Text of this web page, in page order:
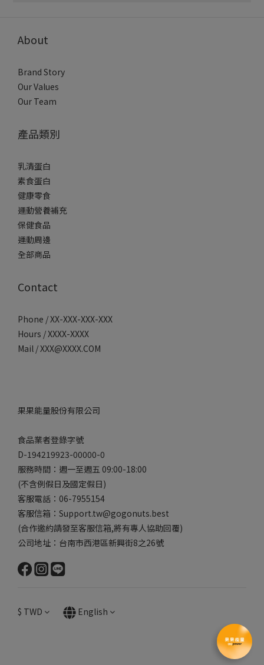
BUY NOW
About
Brand Story
Our Values
Our Team
產品類別
乳清蛋白
素食蛋白
健康零食
運動營養補充
保健食品
運動周邊
全部商品
Contact
Phone / XX-XXX-XXX-XXX
Hours / XXXX-XXXX
Mail / XXX@XXXX.COM
果果能量股份有限公司
食品業者登錄字號
D-194219923-00000-0
服務時間：週一至週五 09:00-18:00
(不含例假日及國定假日)
客服電話：06-7955154
客服信箱：Support.tw@gogonuts.best
(合作邀約請發至客服信箱,將有專人協助回覆)
公司地址：台南市西港區新興街8之26號
$ TWD English